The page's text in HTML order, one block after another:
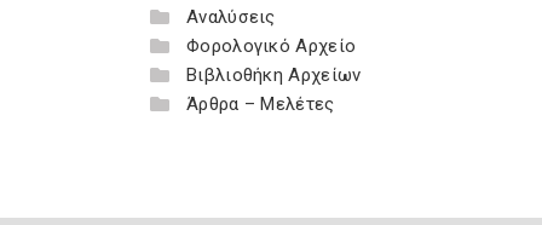
Αναλύσεις
Φορολογικό Αρχείο
Βιβλιοθήκη Αρχείων
Άρθρα – Μελέτες